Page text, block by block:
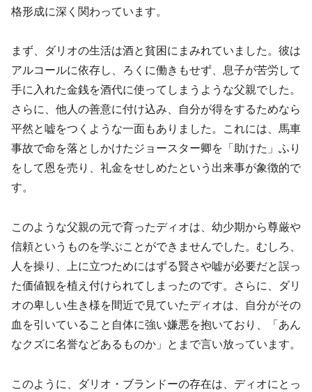
格形成に深く関わっています。
まず、ダリオの生活は酒と貧困にまみれていました。彼は
アルコールに依存し、ろくに働きもせず、息子が苦労して
手に入れた金銭を酒代に使ってしまうような父親でした。
さらに、他人の善意に付け込み、自分が得をするためなら
平然と嘘をつくような一面もありました。これには、馬車
事故で命を落としかけたジョースター卿を「助けた」ふり
をして恩を売り、礼金をせしめたという出来事が象徴的で
す。
このような父親の元で育ったディオは、幼少期から尊厳や
信頼というものを学ぶことができませんでした。むしろ、
人を操り、上に立つためにはずる賢さや嘘が必要だと誤っ
た価値観を植え付けられてしまったのです。さらに、ダリ
オの卑しい生き様を間近で見ていたディオは、自分がその
血を引いていること自体に強い嫌悪を抱いており、「あん
なクズに名誉などあるものか」とまで言い放っています。
このように、ダリオ・ブランドーの存在は、ディオにとっ